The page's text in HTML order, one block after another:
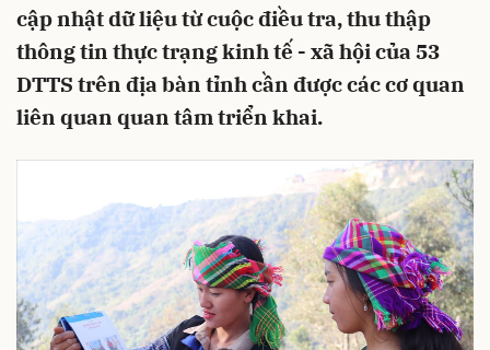
cập nhật dữ liệu từ cuộc điều tra, thu thập
thông tin thực trạng kinh tế - xã hội của 53
DTTS trên địa bàn tỉnh cần được các cơ quan
liên quan quan tâm triển khai.